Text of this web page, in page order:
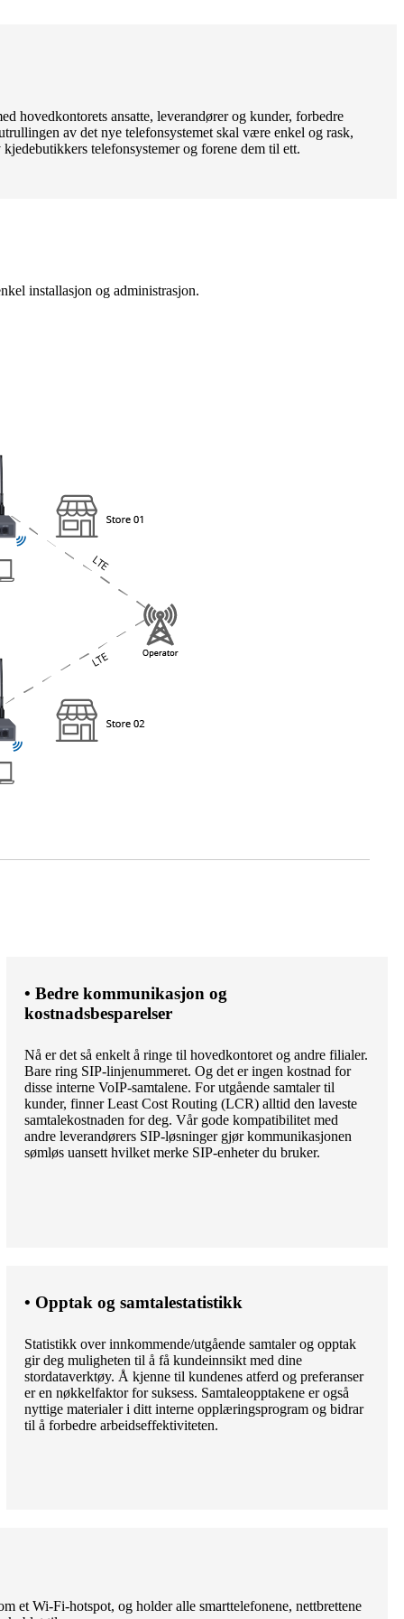
hovedkontorets ansatte, leverandører og kunder, forbedre
av det nye telefonsystemet skal være enkel og rask,
telefonsystemer og forene dem til ett.
installasjon og administrasjon.
• Bedre kommunikasjon og
kostnadsbesparelser
Nå er det så enkelt å ringe til hovedkontoret og andre filialer.
Bare ring SIP-linjenummeret. Og det er ingen kostnad for
disse interne VoIP-samtalene. For utgående samtaler til
kunder, finner Least Cost Routing (LCR) alltid den laveste
samtalekostnaden for deg. Vår gode kompatibilitet med
andre leverandørers SIP-løsninger gjør kommunikasjonen
sømløs uansett hvilket merke SIP-enheter du bruker.
• Opptak og samtalestatistikk
Statistikk over innkommende/utgående samtaler og opptak
gir deg muligheten til å få kundeinnsikt med dine
stordataverktøy. Å kjenne til kundenes atferd og preferanser
er en nøkkelfaktor for suksess. Samtaleopptakene er også
nyttige materialer i ditt interne opplæringsprogram og bidrar
til å forbedre arbeidseffektiviteten.
et Wi-Fi-hotspot, og holder alle smarttelefonene, nettbrettene